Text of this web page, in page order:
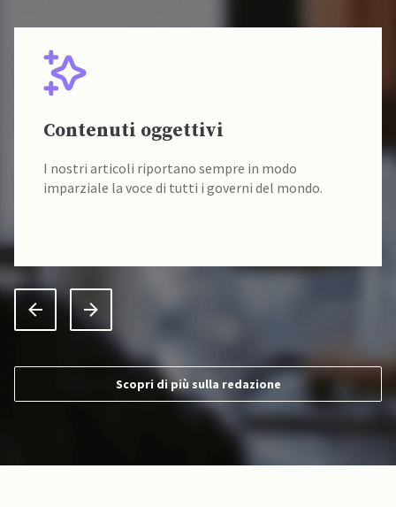
Contenuti oggettivi
I nostri articoli riportano sempre in modo
imparziale la voce di tutti i governi del mondo.
Scopri di più sulla redazione